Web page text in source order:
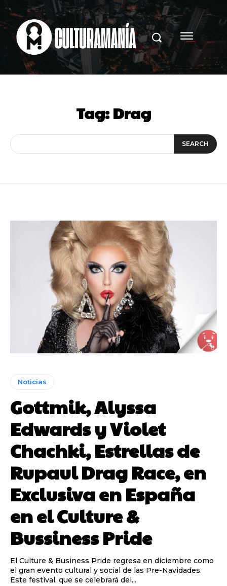
Tag:Drag
SEARCH
Noticias
Gottmik, Alyssa
Edwards y Violet
Chachki, Estrellas de
Rupaul Drag Race, en
Exclusiva en España
en el Culture &
Bussiness Pride
El Culture & Business Pride regresa en diciembre como
el gran evento cultural y social de las Pre-Navidades.
Este festival, que se celebrará del...